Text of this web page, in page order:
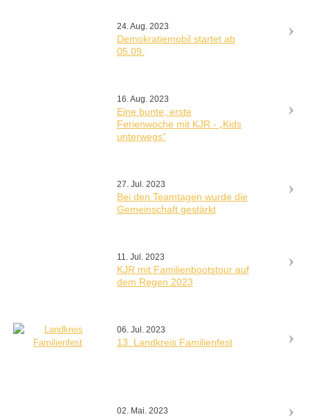
24. Aug. 2023
Demokratiemobil startet ab
05.09.
16. Aug. 2023
Eine bunte, erste
Ferienwoche mit KJR - „Kids
unterwegs“
27. Jul. 2023
Bei den Teamtagen wurde die
Gemeinschaft gestärkt
11. Jul. 2023
KJR mit Familienbootstour auf
dem Regen 2023
06. Jul. 2023
13. Landkreis Familienfest
02. Mai. 2023